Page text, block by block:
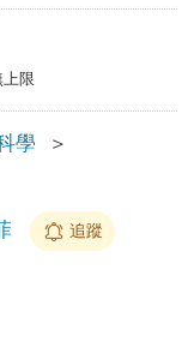
限
學
＞
追蹤